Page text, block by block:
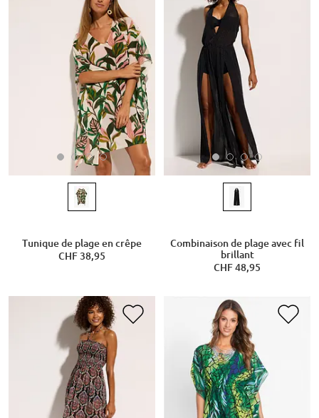
Tunique de plage en crêpe
CHF 38,95
Combinaison de plage avec fil
brillant
CHF 48,95